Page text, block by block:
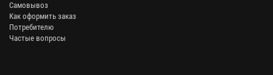
Самовывоз
Как оформить заказ
Потребителю
Частые вопросы